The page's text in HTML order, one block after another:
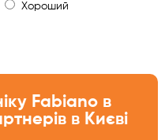
Хороший
Fabiano в
в Києві